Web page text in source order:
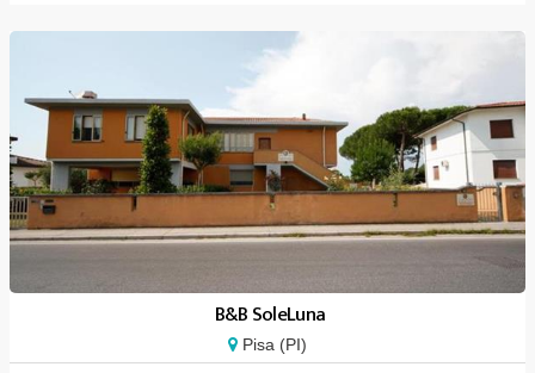
B&B SoleLuna
Pisa (PI)